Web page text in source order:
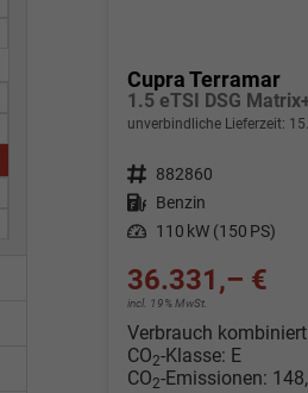
Cupra Terramar
unverbindliche Lieferzeit:
Fahrzeugnr. 882860
Kraftstoff Benzin
Leistung 110 kW (150 PS)
36.331,– €
incl. 19% MwSt.
Verbrauch
CO2-Klasse: E
CO2-Emissionen: